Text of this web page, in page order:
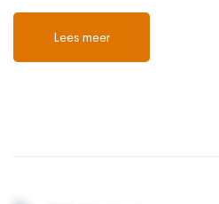
Lees meer